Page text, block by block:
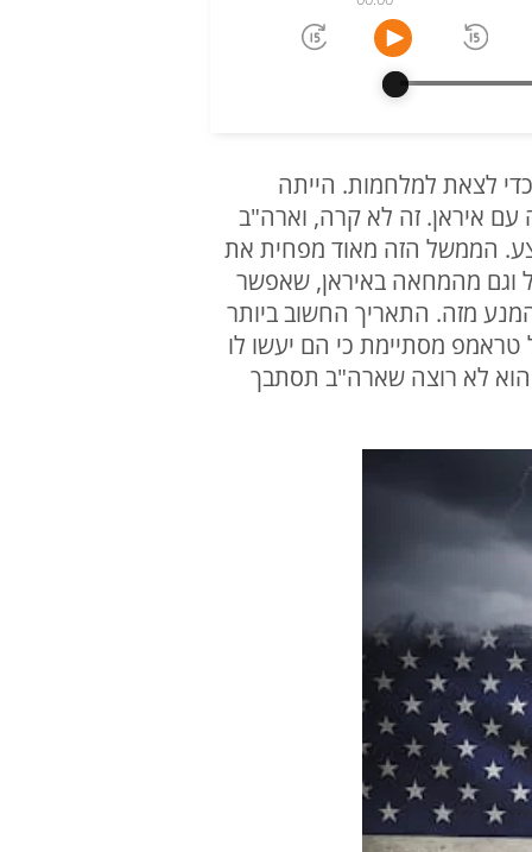
לצאת למלחמות. הייתה
עם איראן. זה לא קרה, וארה"ב
הממשל הזה מאוד מפחית את
וגם מהמחאה באיראן, שאפשר
מזה. התאריך החשוב ביותר
מסתיימת כי הם יעשו לו
הוא לא רוצה שארה"ב תסתבך